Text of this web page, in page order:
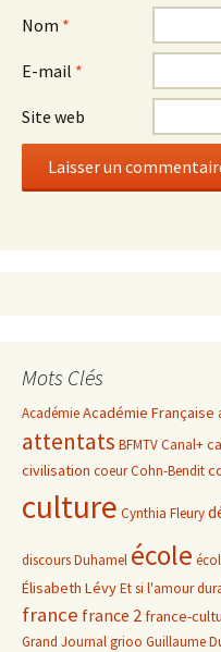
Nom *
E-mail *
Site web
Mots Clés
AcadémieAcadémie Française
attentats BFMTVCanal+
civilisation coeurCohn-Bendit
culture Cynthia Fleury
discoursDuhamel école
Élisabeth LévyEt si l'amour
france france 2france-
Grand Journalgrioo Guillaume